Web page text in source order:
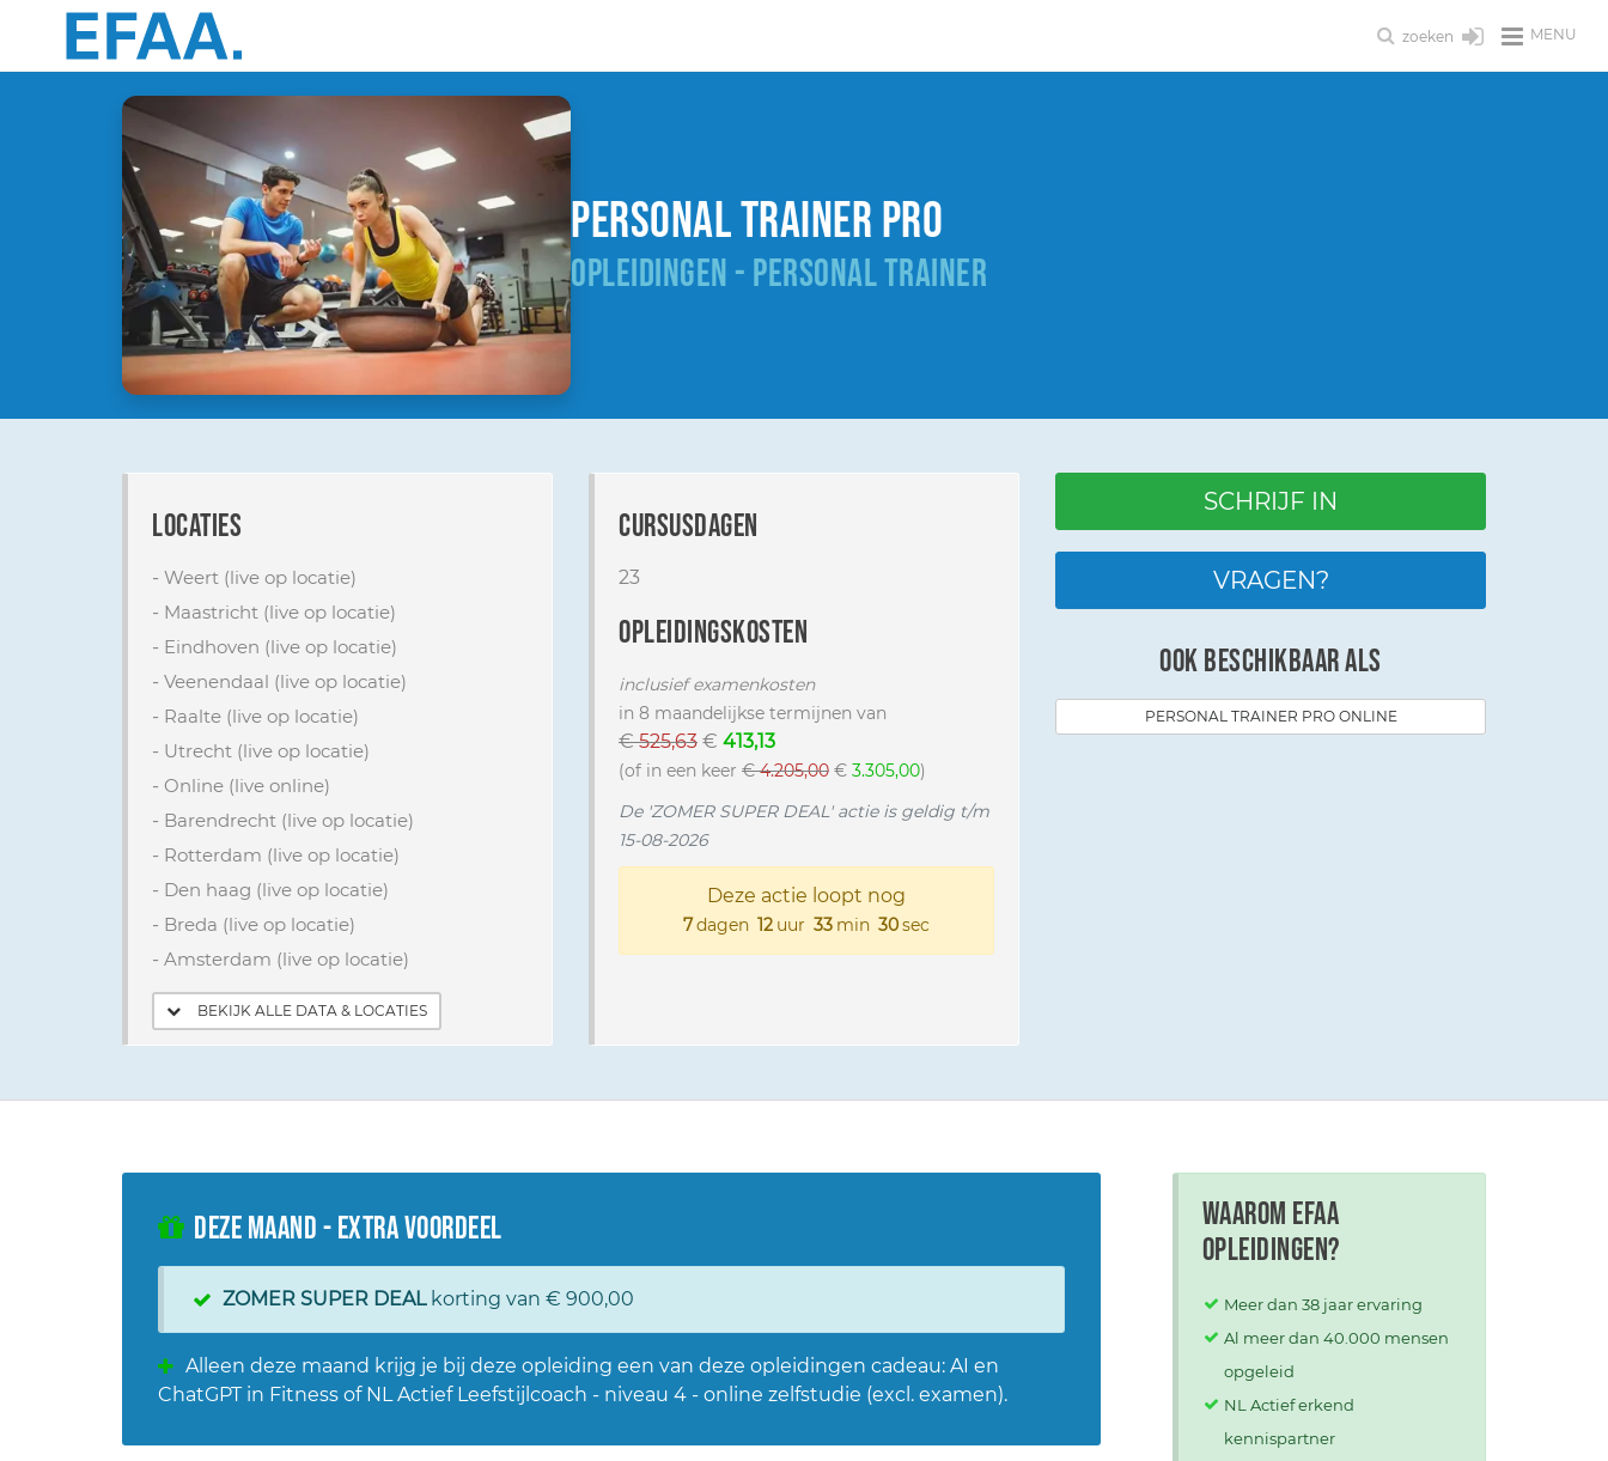
MENU
zoeken
Personal trainer PRO
OPLEIDINGEN - PERSONAL TRAINER
locaties
- Weert (live op locatie)
- Maastricht (live op locatie)
- Eindhoven (live op locatie)
- Veenendaal (live op locatie)
- Raalte (live op locatie)
- Utrecht (live op locatie)
- Online (live online)
- Barendrecht (live op locatie)
- Rotterdam (live op locatie)
- Den haag (live op locatie)
- Breda (live op locatie)
- Amsterdam (live op locatie)
BEKIJK ALLE DATA & LOCATIES
cursusdagen
23
opleidingskosten
inclusief examenkosten
in 8 maandelijkse termijnen van
€525,63 € 413,13
(of in een keer €4.205,00 € 3.305,00)
De 'ZOMER SUPER DEAL' actie is geldig t/m
15-08-2026
Deze actie loopt nog
7dagen 12 uur 33 min 29sec
SCHRIJF IN
VRAGEN?
ook beschikbaar als
PERSONAL TRAINER PRO ONLINE
DEZE MAAND - EXTRA VOORDEEL
ZOMER SUPER DEAL korting van € 900,00
Alleen deze maand krijg je bij deze opleiding een van deze opleidingen cadeau: AI en
ChatGPT in Fitness of NL Actief Leefstijlcoach - niveau 4 - online zelfstudie (excl. examen).
Waarom EFAA
opleidingen?
Meer dan 38 jaar ervaring
Al meer dan 40.000 mensen
opgeleid
NL Actief erkend
kennispartner